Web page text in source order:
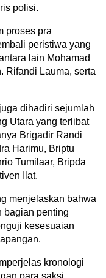
polisi.
proses pra
peristiwa yang
lain Mohamad
Rifandi Lauma, serta
dihadiri sejumlah
Utara yang terlibat
Brigadir Randi
Harimu, Briptu
Tumilaar, Bripda
Ilat.
menjelaskan bahwa
bagian penting
kesesuaian
kronologi
para saksi